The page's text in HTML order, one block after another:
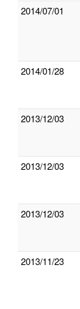
2014/07/01
2014/01/28
2013/12/03
2013/12/03
2013/12/03
2013/11/23